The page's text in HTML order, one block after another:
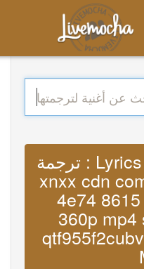
ترجمة : Lyrics https mp4 cdn77
xnxx cdn
4e74
360p mp4